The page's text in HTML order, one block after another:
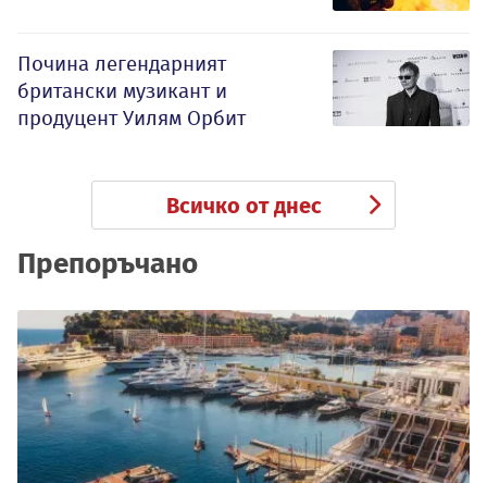
Почина легендарният
британски музикант и
продуцент Уилям Орбит
Всичко от днес
Препоръчано